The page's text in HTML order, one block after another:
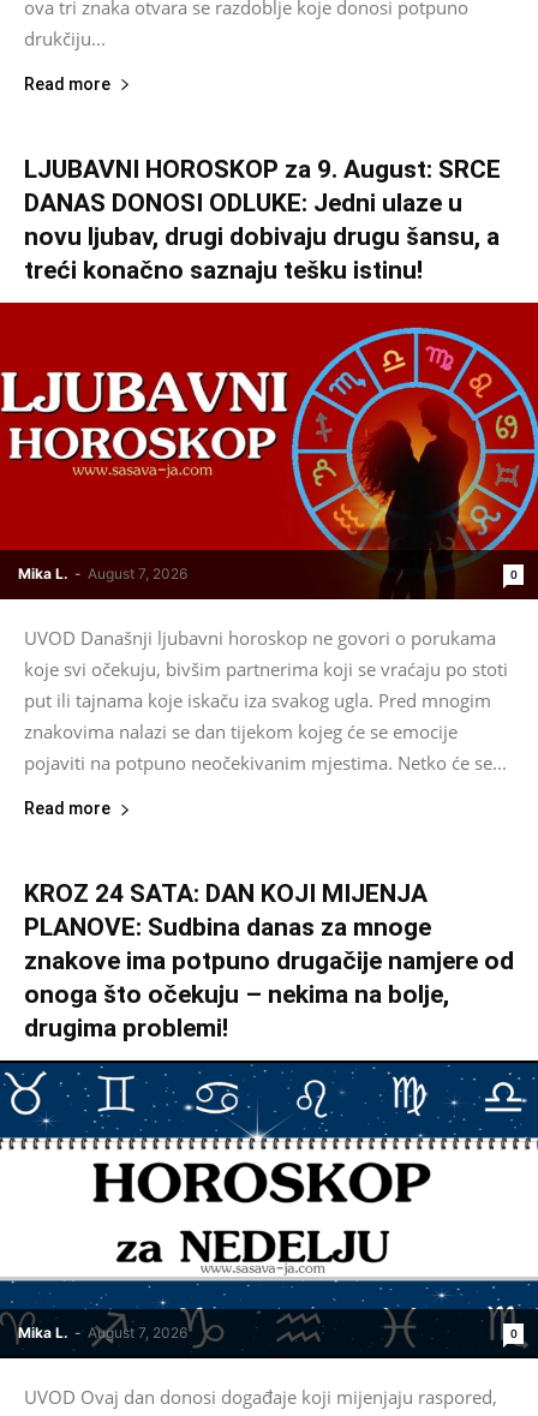
ova tri znaka otvara se razdoblje koje donosi potpuno
drukčiju...
Read more
LJUBAVNI HOROSKOP za 9. August: SRCE
DANAS DONOSI ODLUKE: Jedni ulaze u
novu ljubav, drugi dobivaju drugu šansu, a
treći konačno saznaju tešku istinu!
Mika L. - August 7, 2026 0
UVOD Današnji ljubavni horoskop ne govori o porukama
koje svi očekuju, bivšim partnerima koji se vraćaju po stoti
put ili tajnama koje iskaču iza svakog ugla. Pred mnogim
znakovima nalazi se dan tijekom kojeg će se emocije
pojaviti na potpuno neočekivanim mjestima. Netko će se...
Read more
KROZ 24 SATA: DAN KOJI MIJENJA
PLANOVE: Sudbina danas za mnoge
znakove ima potpuno drugačije namjere od
onoga što očekuju – nekima na bolje,
drugima problemi!
Mika L. - August 7, 2026 0
UVOD Ovaj dan donosi događaje koji mijenjaju raspored,